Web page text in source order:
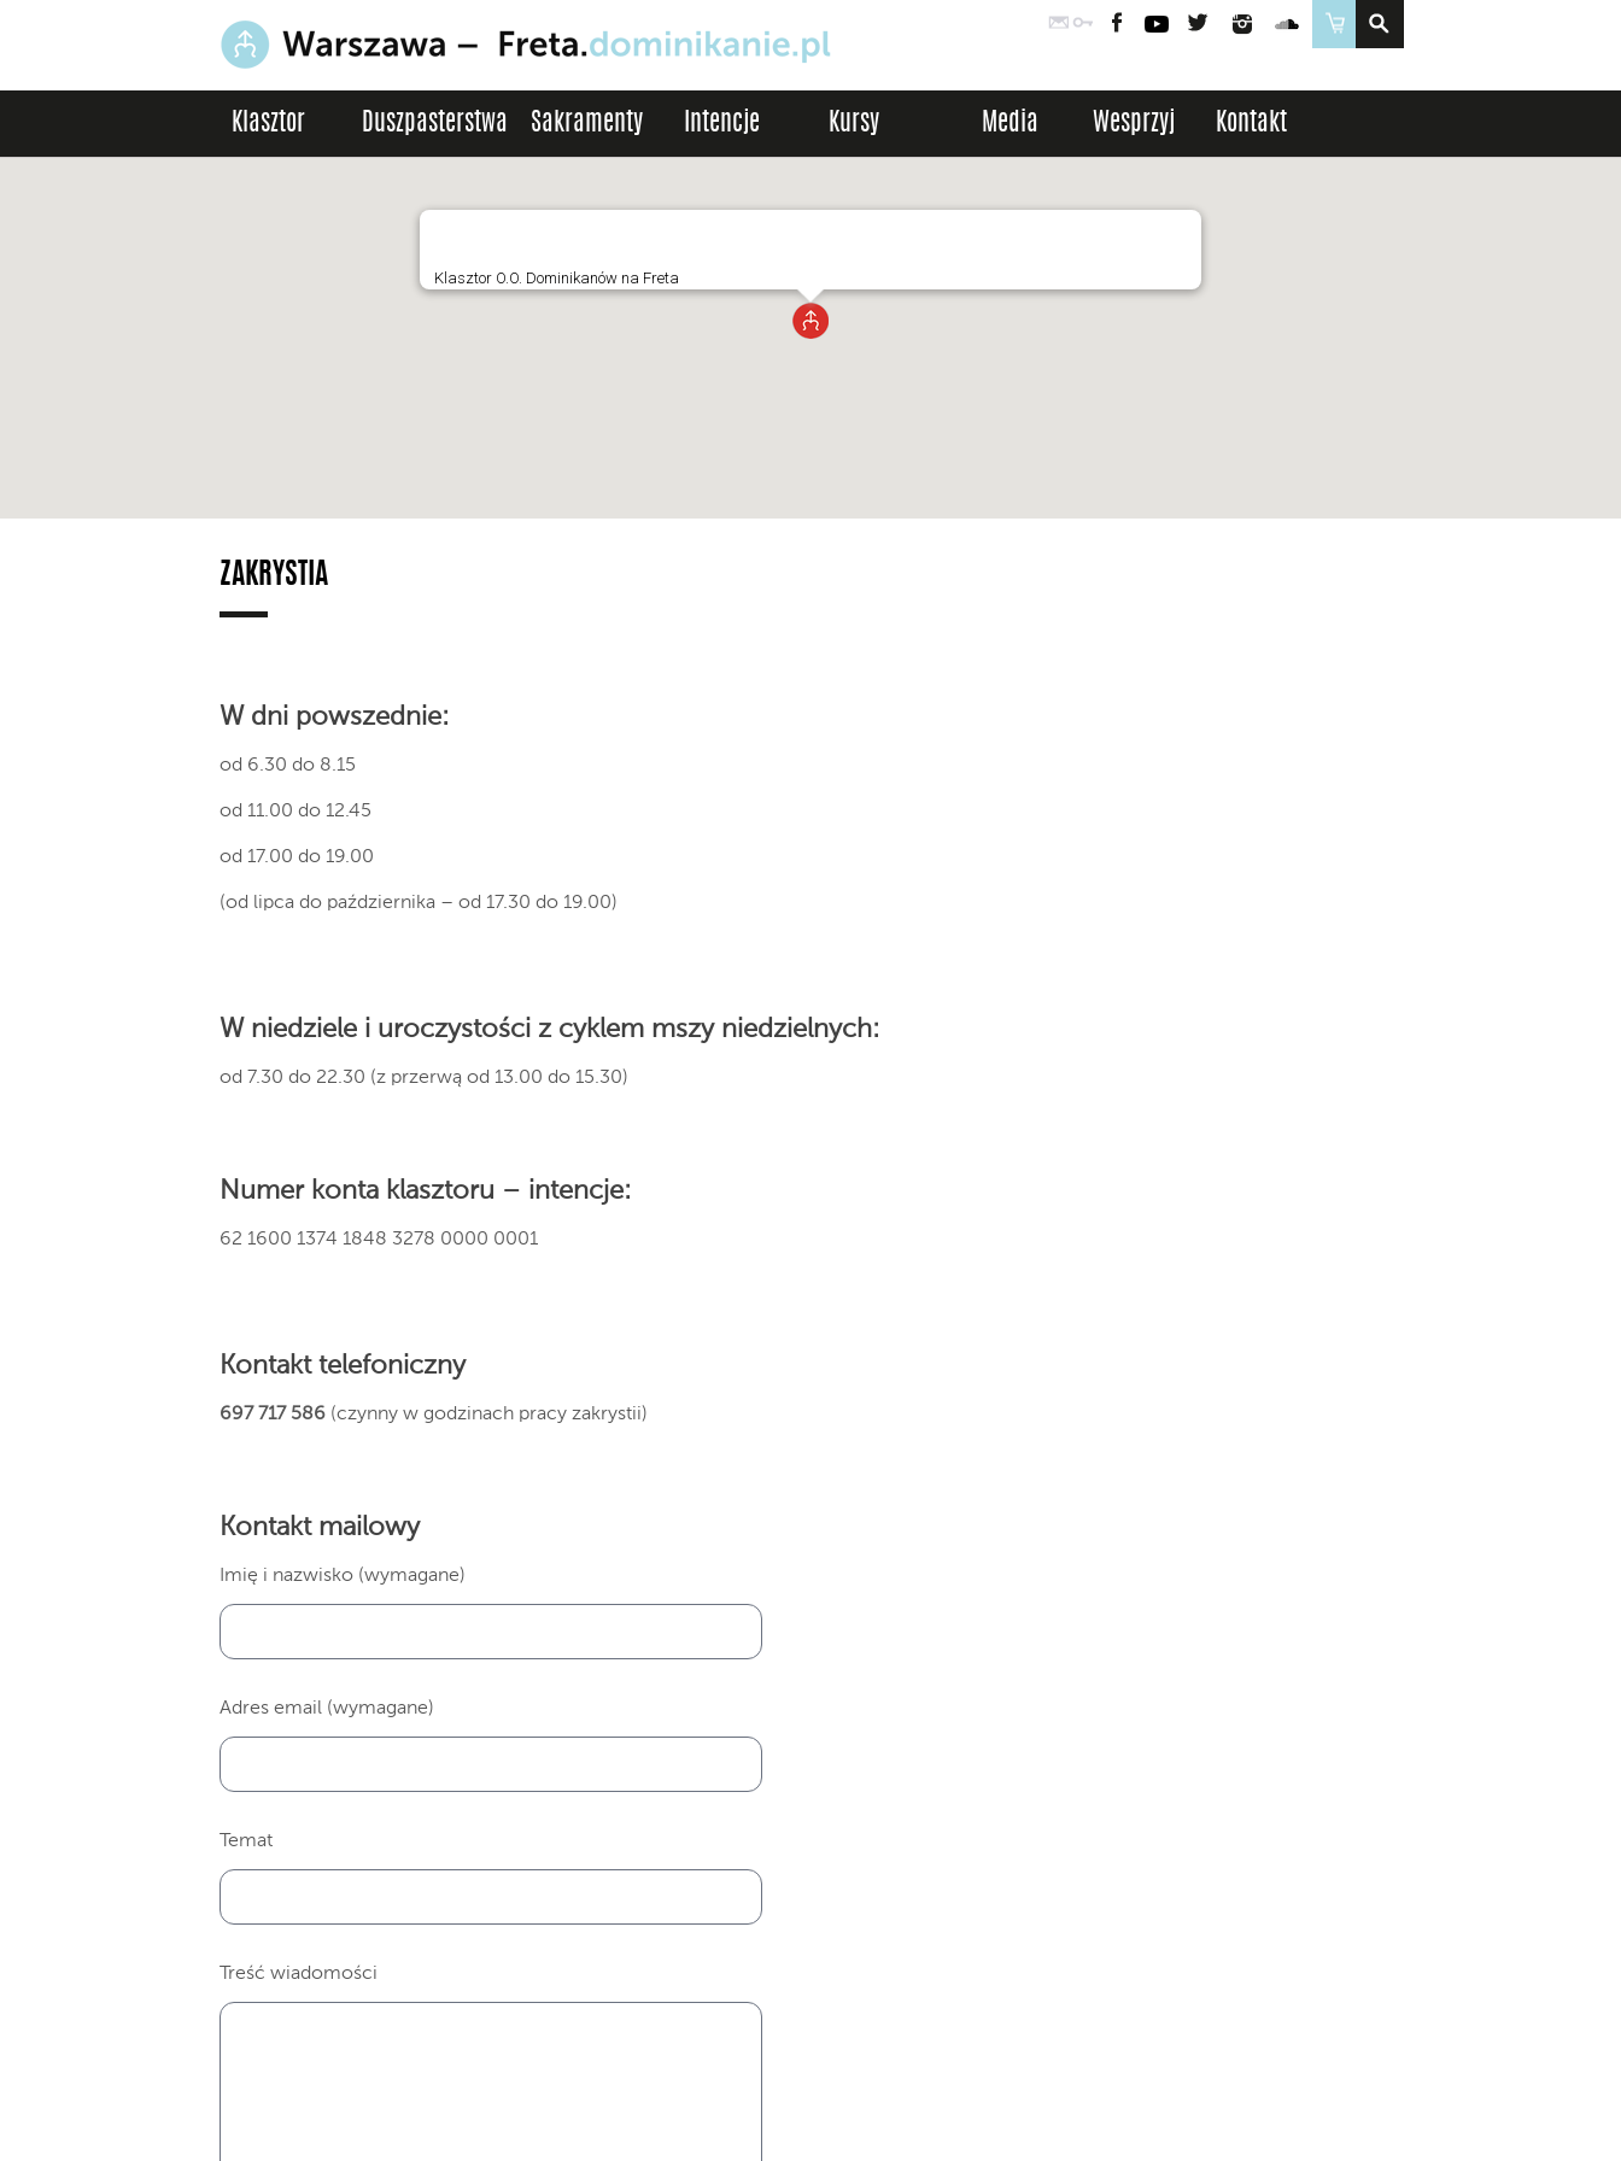
PocztaLogowanie
FacebookYouTubeTwitter InstagramSoundCloud
Sklep
Klasztor Duszpasterstwa Sakramenty Intencje Kursy Media Wesprzyj Kontakt
Klasztor O.O. Dominikanów na Freta
ZAKRYSTIA
W dni powszednie:
od 6.30 do 8.15
od 11.00 do 12.45
od 17.00 do 19.00
(od lipca do października – od 17.30 do 19.00)
W niedziele i uroczystości z cyklem mszy niedzielnych:
od 7.30 do 22.30 (z przerwą od 13.00 do 15.30)
Numer konta klasztoru – intencje:
62 1600 1374 1848 3278 0000 0001
Kontakt telefoniczny
697 717 586 (czynny w godzinach pracy zakrystii)
Kontakt mailowy
Imię i nazwisko (wymagane)
Adres email (wymagane)
Temat
Treść wiadomości